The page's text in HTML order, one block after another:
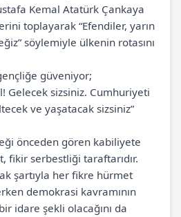
Kemal Atatürk Çankaya
toplayarak “Efendiler, yarın
söylemiyle ülkenin rotasını
güveniyor;
Gelecek sizsiniz. Cumhuriyeti
ve yaşatacak sizsiniz”
önceden gören kabiliyete
fikir serbestliği taraftarıdır.
şartıyla her fikre hürmet
demokrasi kavramının
idare şekli olacağını da